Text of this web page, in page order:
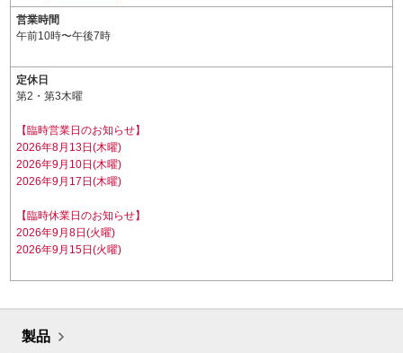
営業時間
午前10時〜午後7時
定休日
第2・第3木曜
【臨時営業日のお知らせ】
2026年8月13日(木曜)
2026年9月10日(木曜)
2026年9月17日(木曜)
【臨時休業日のお知らせ】
2026年9月8日(火曜)
2026年9月15日(火曜)
製品